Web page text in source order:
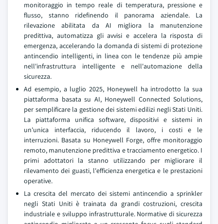
monitoraggio in tempo reale di temperatura, pressione e
flusso, stanno ridefinendo il panorama aziendale. La
rilevazione abilitata da AI migliora la manutenzione
predittiva, automatizza gli avvisi e accelera la risposta di
emergenza, accelerando la domanda di sistemi di protezione
antincendio intelligenti, in linea con le tendenze più ampie
nell'infrastruttura intelligente e nell'automazione della
sicurezza.
Ad esempio, a luglio 2025, Honeywell ha introdotto la sua
piattaforma basata su AI, Honeywell Connected Solutions,
per semplificare la gestione dei sistemi edilizi negli Stati Uniti.
La piattaforma unifica software, dispositivi e sistemi in
un'unica interfaccia, riducendo il lavoro, i costi e le
interruzioni. Basata su Honeywell Forge, offre monitoraggio
remoto, manutenzione predittiva e tracciamento energetico. I
primi adottatori la stanno utilizzando per migliorare il
rilevamento dei guasti, l'efficienza energetica e le prestazioni
operative.
La crescita del mercato dei sistemi antincendio a sprinkler
negli Stati Uniti è trainata da grandi costruzioni, crescita
industriale e sviluppo infrastrutturale. Normative di sicurezza